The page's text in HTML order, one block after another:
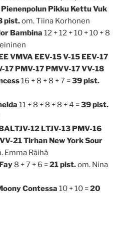
Pikku Kettu Vuk
pist.om. Tiina Korhonen
Bambina 12 + 12 + 10 + 10 + 8
VMVA EEV-15 V-15 EEV-17
17 PMV-17 PMVV-17 VV-18
16 + 8 + 8 + 7 =39 pist.
11 + 8 + 8 + 8 + 4 =39 pist.
12 LTJV-13 PMV-16
21 Tirhan New York Sour
Emma Räihä
8 + 7 + 6 =21 pist.om. Nina
Contessa 10 + 10 =20